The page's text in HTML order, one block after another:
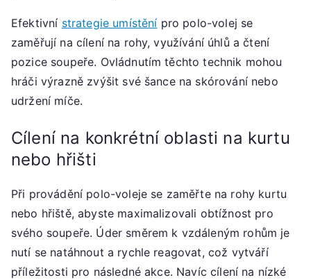
Efektivní strategie umístění pro polo-volej se
zaměřují na cílení na rohy, využívání úhlů a čtení
pozice soupeře. Ovládnutím těchto technik mohou
hráči výrazně zvýšit své šance na skórování nebo
udržení míče.
Cílení na konkrétní oblasti na kurtu
nebo hřišti
Při provádění polo-voleje se zaměřte na rohy kurtu
nebo hřiště, abyste maximalizovali obtížnost pro
svého soupeře. Úder směrem k vzdáleným rohům je
nutí se natáhnout a rychle reagovat, což vytváří
příležitosti pro následné akce. Navíc cílení na nízké